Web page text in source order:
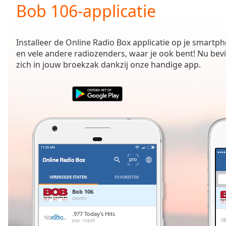
Current
Time0:00
Duration-:-
Loaded:
0.00%
Remaining
Bob 106-applicatie
Installeer de Online Radio Box applicatie op je
en vele andere radiozenders, waar je ook bent! Nu
zich in jouw broekzak dankzij onze handige app.
VERENIGDE STATEN FAVORIETEN
Bob 106
country
.977 Today's Hits
pop top40